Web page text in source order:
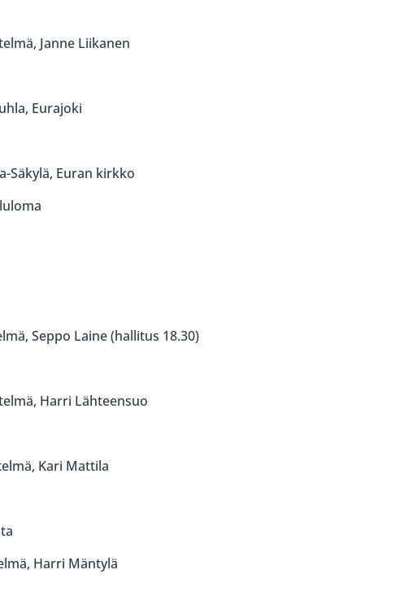
Janne Liikanen
Eurajoki
Säkylä, Euran kirkko
Seppo Laine (hallitus 18.30)
Harri Lähteensuo
Kari Mattila
Harri Mäntylä